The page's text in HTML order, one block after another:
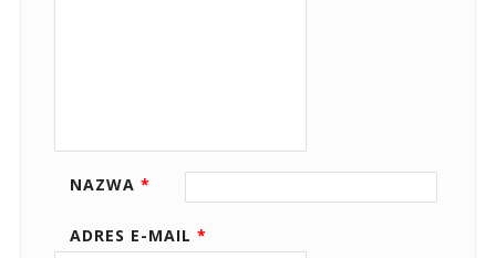
NAZWA *
ADRES E-MAIL *